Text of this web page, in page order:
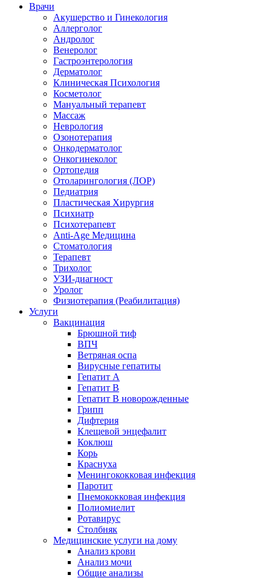
Врачи
Акушерство и Гинекология
Аллерголог
Андролог
Венеролог
Гастроэнтерология
Дерматолог
Клиническая Психология
Косметолог
Мануальный терапевт
Массаж
Неврология
Озонотерапия
Онкодерматолог
Онкогинеколог
Ортопедия
Отоларингология (ЛОР)
Педиатрия
Пластическая Хирургия
Психиатр
Психотерапевт
Anti-Age Медицина
Стоматология
Терапевт
Трихолог
УЗИ-диагност
Уролог
Физиотерапия (Реабилитация)
Услуги
Вакцинация
Брюшной тиф
ВПЧ
Ветряная оспа
Вирусные гепатиты
Гепатит А
Гепатит B
Гепатит B новорожденные
Грипп
Дифтерия
Клещевой энцефалит
Коклюш
Корь
Краснуха
Менингококковая инфекция
Паротит
Пнемококковая инфекция
Полиомиелит
Ротавирус
Столбняк
Медицинские услуги на дому
Анализ крови
Анализ мочи
Общие анализы